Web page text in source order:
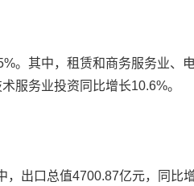
其中，租赁和商务服务业、
服务业投资同比增长10.6%。
口总值4700.87亿元，同比